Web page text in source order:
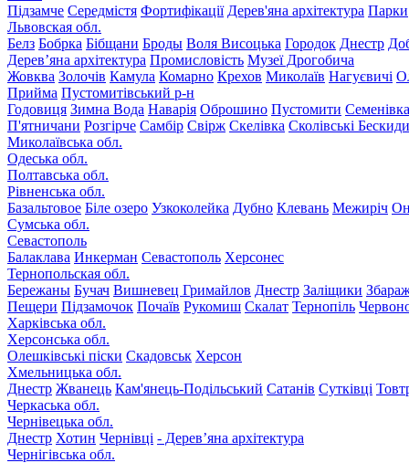
Підзамче Середмістя Фортифікації Дерев'яна архітектура Парки
Львовская обл.
Белз Бобрка Бібщани Броды Воля Висоцька Городок Днестр
Дерев’яна архітектура Промисловість Музеї Дрогобича
Жовква Золочів Камула Комарно Крехов Миколаїв Нагуєвичі
Прийма Пустомитівський р-н
Годовиця Зимна Вода Наварія Оброшино Пустомити Семенівка
П'ятничани Розгірче Самбір Свірж Скелівка Сколівські Бескиди
Миколаївська обл.
Одеська обл.
Полтавська обл.
Рівненська обл.
Базальтовое Біле озеро Узкоколейка Дубно Клевань Межиріч
Сумська обл.
Севастополь
Балаклава Инкерман Севастополь Херсонес
Тернопольская обл.
Бережаны Бучач Вишневец Гримайлов Днестр Заліщики
Пещери Підзамочок Почаїв Рукомиш Скалат Тернопіль
Харківська обл.
Херсонська обл.
Олешківські піски Скадовськ Херсон
Хмельницька обл.
Днестр Жванець Кам'янець-Подільський Сатанів Сутківці
Черкаська обл.
Чернівецька обл.
Днестр Хотин Чернівці - Дерев’яна архітектура
Чернігівська обл.